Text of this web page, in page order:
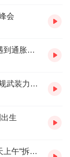
会
美国“婴儿潮一代”的退休困境：没储蓄又遇到通胀该怎么办？
普京任命俄副外长协助审议废除《欧洲常规武装力量条约》
生
“太空快递”已送达！神十五航天员预计明天上午“拆快递”